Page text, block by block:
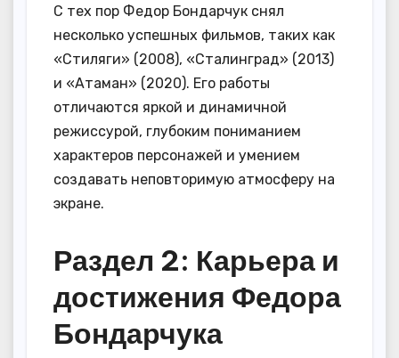
С тех пор Федор Бондарчук снял
несколько успешных фильмов, таких как
«Стиляги» (2008), «Сталинград» (2013)
и «Атаман» (2020). Его работы
отличаются яркой и динамичной
режиссурой, глубоким пониманием
характеров персонажей и умением
создавать неповторимую атмосферу на
экране.
Раздел 2: Карьера и
достижения Федора
Бондарчука